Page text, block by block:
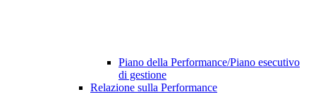
Piano della Performance/Piano esecutivo
di gestione
Relazione sulla Performance